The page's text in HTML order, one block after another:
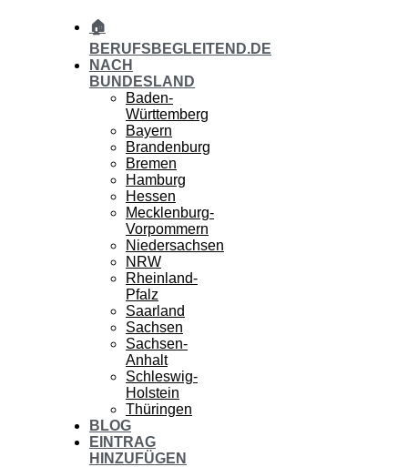
🏠
BERUFSBEGLEITEND.DE
NACH
BUNDESLAND
Baden-
Württemberg
Bayern
Brandenburg
Bremen
Hamburg
Hessen
Mecklenburg-
Vorpommern
Niedersachsen
NRW
Rheinland-
Pfalz
Saarland
Sachsen
Sachsen-
Anhalt
Schleswig-
Holstein
Thüringen
BLOG
EINTRAG
HINZUFÜGEN